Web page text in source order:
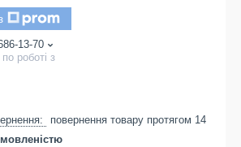
13-70
роботі з
повернення товару протягом 14